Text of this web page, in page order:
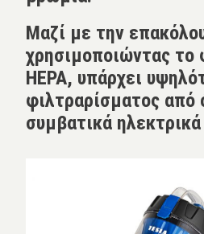
Μαζί με την
χρησιμοποιώντας το
HEPA, υπάρχει
φιλτραρίσματος από
συμβατικά